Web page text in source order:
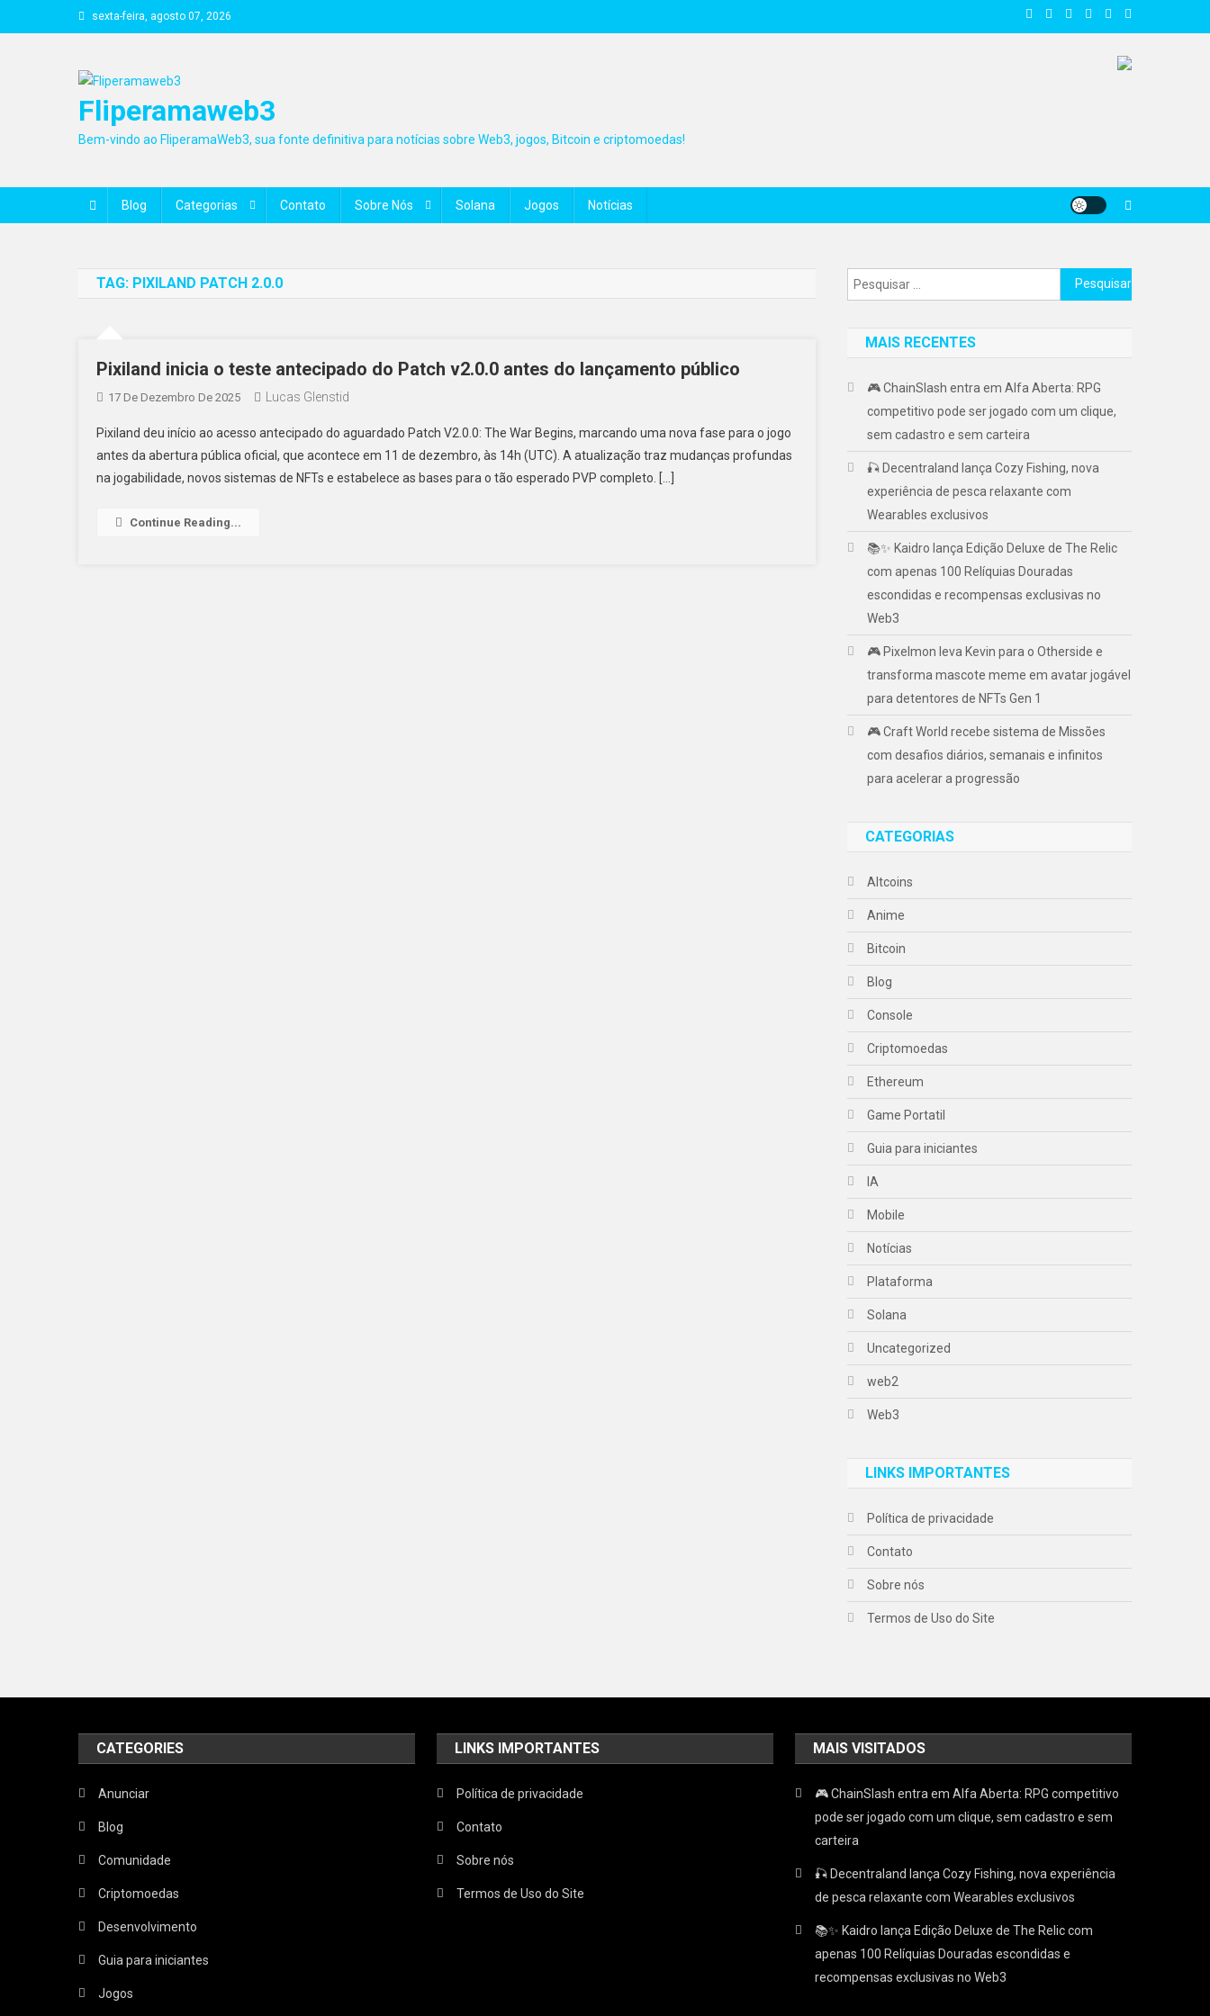
to
sexta-feira, agosto 07, 2026
Fliperamaweb3
Bem-vindo ao FliperamaWeb3, sua fonte definitiva para notícias sobre Web3, jogos, Bitcoin e criptomoedas!
Blog Categorias Contato Sobre Nós Solana Jogos Notícias
TAG: PIXILAND PATCH 2.0.0
Pixiland inicia o teste antecipado do Patch v2.0.0 antes do lançamento público
17 De Dezembro De 2025 Lucas Glenstid
Pixiland deu início ao acesso antecipado do aguardado Patch V2.0.0: The War Begins, marcando uma nova fase para o jogo
antes da abertura pública oficial, que acontece em 11 de dezembro, às 14h (UTC). A atualização traz mudanças profundas
na jogabilidade, novos sistemas de NFTs e estabelece as bases para o tão esperado PVP completo. […]
Continue Reading...
Pesquisar
por:
MAIS RECENTES
🎮 ChainSlash entra em Alfa Aberta: RPG
competitivo pode ser jogado com um clique,
sem cadastro e sem carteira
🎣 Decentraland lança Cozy Fishing, nova
experiência de pesca relaxante com
Wearables exclusivos
📚✨ Kaidro lança Edição Deluxe de The Relic
com apenas 100 Relíquias Douradas
escondidas e recompensas exclusivas no
Web3
🎮 Pixelmon leva Kevin para o Otherside e
transforma mascote meme em avatar jogável
para detentores de NFTs Gen 1
🎮 Craft World recebe sistema de Missões
com desafios diários, semanais e infinitos
para acelerar a progressão
CATEGORIAS
Altcoins
Anime
Bitcoin
Blog
Console
Criptomoedas
Ethereum
Game Portatil
Guia para iniciantes
IA
Mobile
Notícias
Plataforma
Solana
Uncategorized
web2
Web3
LINKS IMPORTANTES
Política de privacidade
Contato
Sobre nós
Termos de Uso do Site
CATEGORIES
Anunciar
Blog
Comunidade
Criptomoedas
Desenvolvimento
Guia para iniciantes
Jogos
LINKS IMPORTANTES
Política de privacidade
Contato
Sobre nós
Termos de Uso do Site
MAIS VISITADOS
🎮 ChainSlash entra em Alfa Aberta: RPG competitivo
pode ser jogado com um clique, sem cadastro e sem
carteira
🎣 Decentraland lança Cozy Fishing, nova experiência
de pesca relaxante com Wearables exclusivos
📚✨ Kaidro lança Edição Deluxe de The Relic com
apenas 100 Relíquias Douradas escondidas e
recompensas exclusivas no Web3